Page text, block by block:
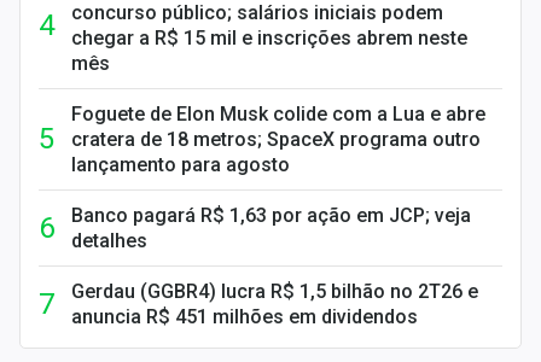
concurso público; salários iniciais podem
chegar a R$ 15 mil e inscrições abrem neste
mês
Foguete de Elon Musk colide com a Lua e abre
cratera de 18 metros; SpaceX programa outro
lançamento para agosto
Banco pagará R$ 1,63 por ação em JCP; veja
detalhes
Gerdau (GGBR4) lucra R$ 1,5 bilhão no 2T26 e
anuncia R$ 451 milhões em dividendos